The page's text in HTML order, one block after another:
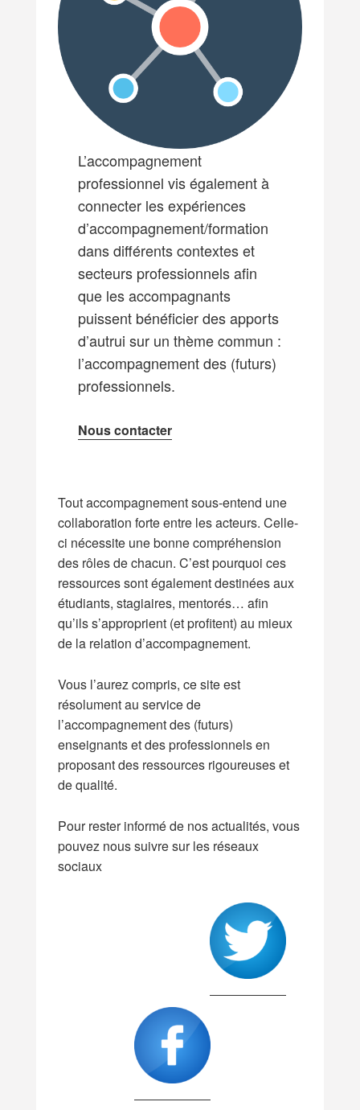
L’accompagnement
professionnel vis également à
connecter les expériences
d’accompagnement/formation
dans différents contextes et
secteurs professionnels afin
que les accompagnants
puissent bénéficier des apports
d’autrui sur un thème commun :
l’accompagnement des (futurs)
professionnels.
Nous contacter
Tout accompagnement sous-entend une
collaboration forte entre les acteurs. Celle-
ci nécessite une bonne compréhension
des rôles de chacun. C’est pourquoi ces
ressources sont également destinées aux
étudiants, stagiaires, mentorés… afin
qu’ils s’approprient (et profitent) au mieux
de la relation d’accompagnement.
Vous l’aurez compris, ce site est
résolument au service de
l’accompagnement des (futurs)
enseignants et des professionnels en
proposant des ressources rigoureuses et
de qualité.
Pour rester informé de nos actualités, vous
pouvez nous suivre sur les réseaux
sociaux